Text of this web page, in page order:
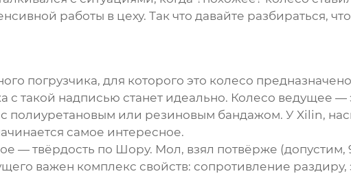
работы в цеху. Так что давайте разбираться,
погрузчика, для которого это колесо
с такой надписью станет идеально. Колесо ведущее —
полиуретановым или резиновым бандажом. У Xilin,
самое интересное.
— твёрдость по Шору. Мол, взял потвёрже (допустим,
важен комплекс свойств: сопротивление раздиру,